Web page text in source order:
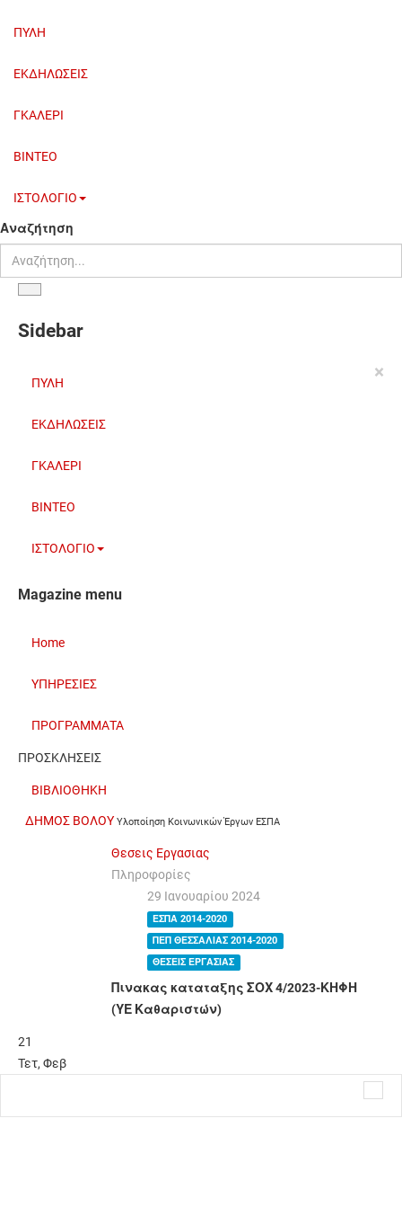
ΠΥΛΗ
ΕΚΔΗΛΩΣΕΙΣ
ΓΚΑΛΕΡΙ
BINTEO
ΙΣΤΟΛΟΓΙΟ
Αναζήτηση
Sidebar
×
ΠΥΛΗ
ΕΚΔΗΛΩΣΕΙΣ
ΓΚΑΛΕΡΙ
BINTEO
ΙΣΤΟΛΟΓΙΟ
Magazine menu
Home
ΥΠΗΡΕΣΙΕΣ
ΠΡΟΓΡΑΜΜΑΤΑ
ΠΡΟΣΚΛΗΣΕΙΣ
ΒΙΒΛΙΟΘΗΚΗ
ΔΗΜΟΣ ΒΟΛΟΥ Υλοποίηση Κοινωνικών Έργων ΕΣΠΑ
Θεσεις Εργασιας
Πληροφορίες
29 Ιανουαρίου 2024
ΕΣΠΑ 2014-2020
ΠΕΠ ΘΕΣΣΑΛΙΑΣ 2014-2020
ΘΕΣΕΙΣ ΕΡΓΑΣΙΑΣ
Πινακας καταταξης ΣΟΧ 4/2023-ΚΗΦΗ
(ΥΕ Καθαριστών)
21
Τετ, Φεβ